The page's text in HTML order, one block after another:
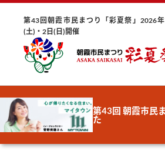
第43回朝霞市民まつり「彩夏祭」2026
(土)・2日(日)開催
第43回 朝霞市民
た